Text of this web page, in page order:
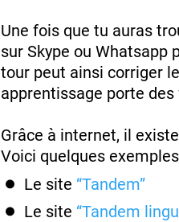
Une fois que tu auras
sur Skype ou Whatsapp
tour peut ainsi corriger
apprentissage porte des
Grâce à internet, il
Voici quelques
Le site “Tandem”
Le site “Tandem